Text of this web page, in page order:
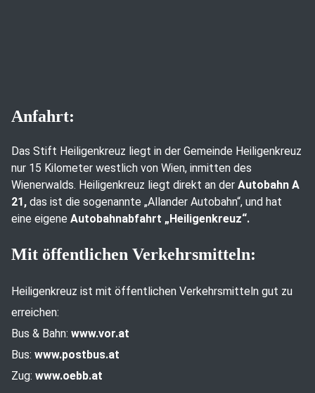
Anfahrt:
Das Stift Heiligenkreuz liegt in der Gemeinde Heiligenkreuz
nur 15 Kilometer westlich von Wien, inmitten des
Wienerwalds. Heiligenkreuz liegt direkt an der Autobahn A
21, das ist die sogenannte „Allander Autobahn“, und hat
eine eigene Autobahnabfahrt „Heiligenkreuz“.
Mit öffentlichen Verkehrsmitteln:
Heiligenkreuz ist mit öffentlichen Verkehrsmitteln gut zu
erreichen:
Bus & Bahn: www.vor.at
Bus: www.postbus.at
Zug: www.oebb.at